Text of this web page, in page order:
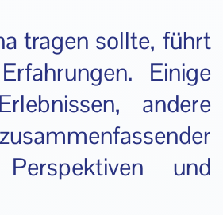
tragen sollte, führt
Einige
andere
und